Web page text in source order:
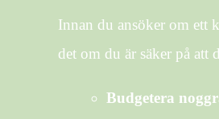
Innan du ansöker om ett
det om du är säker på att
Budgetera